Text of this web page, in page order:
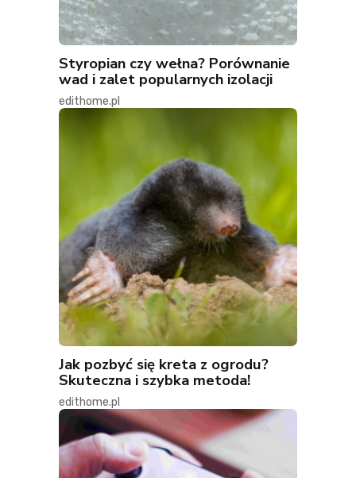
Styropian czy wełna? Porównanie
wad i zalet popularnych izolacji
edithome.pl
Jak pozbyć się kreta z ogrodu?
Skuteczna i szybka metoda!
edithome.pl